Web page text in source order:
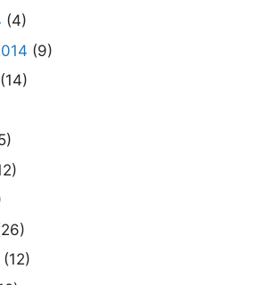
(4)
(9)
(14)
(12)